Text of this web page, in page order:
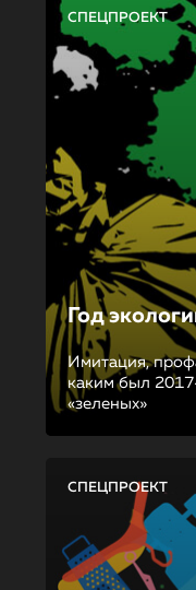
СПЕЦПРОЕКТ
Год
Имитация,
каким был
«зеленых»
СПЕЦПРОЕКТ